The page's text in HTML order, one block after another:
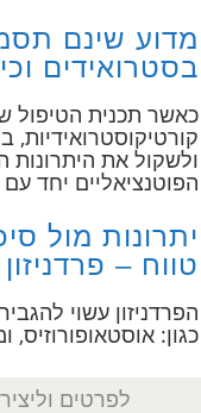
מדוע שינם
בסטרואידים
כאשר תכנית הטיפול
קורטיקוסטרואידיות,
ולשקול את היתרונות
הפוטנציאליים יחד
יתרונות מול
טווח – פרדניזון
הפרדניזון עשוי
כגון:
לפרטים וליצירת קשר